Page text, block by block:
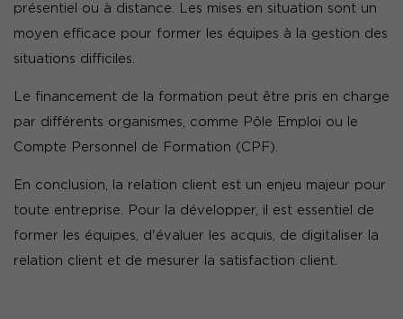
présentiel ou à distance. Les mises en situation sont un
moyen efficace pour former les équipes à la gestion des
situations difficiles.
Le financement de la formation peut être pris en charge
par différents organismes, comme Pôle Emploi ou le
Compte Personnel de Formation (CPF).
En conclusion, la relation client est un enjeu majeur pour
toute entreprise. Pour la développer, il est essentiel de
former les équipes, d'évaluer les acquis, de digitaliser la
relation client et de mesurer la satisfaction client.